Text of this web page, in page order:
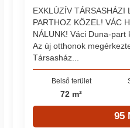
EXKLÚZÍV TÁRSASHÁZI
PARTHOZ KÖZEL! VÁC
NÁLUNK! Váci Duna-
Az új otthonok
Társasház...
Belső terület
72 m²
95